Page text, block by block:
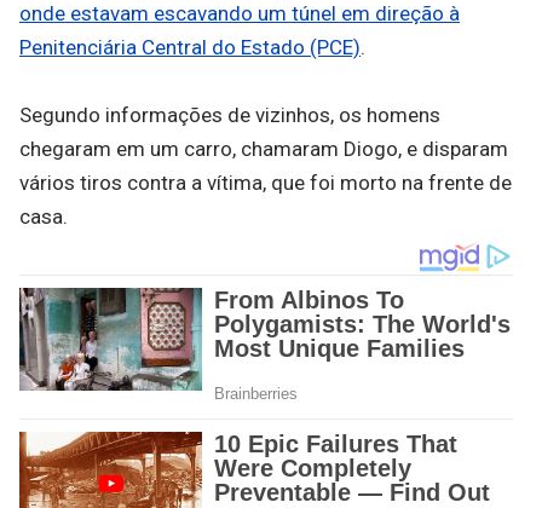
onde estavam escavando um túnel em direção à
Penitenciária Central do Estado (PCE).
Segundo informações de vizinhos, os homens
chegaram em um carro, chamaram Diogo, e disparam
vários tiros contra a vítima, que foi morto na frente de
casa.